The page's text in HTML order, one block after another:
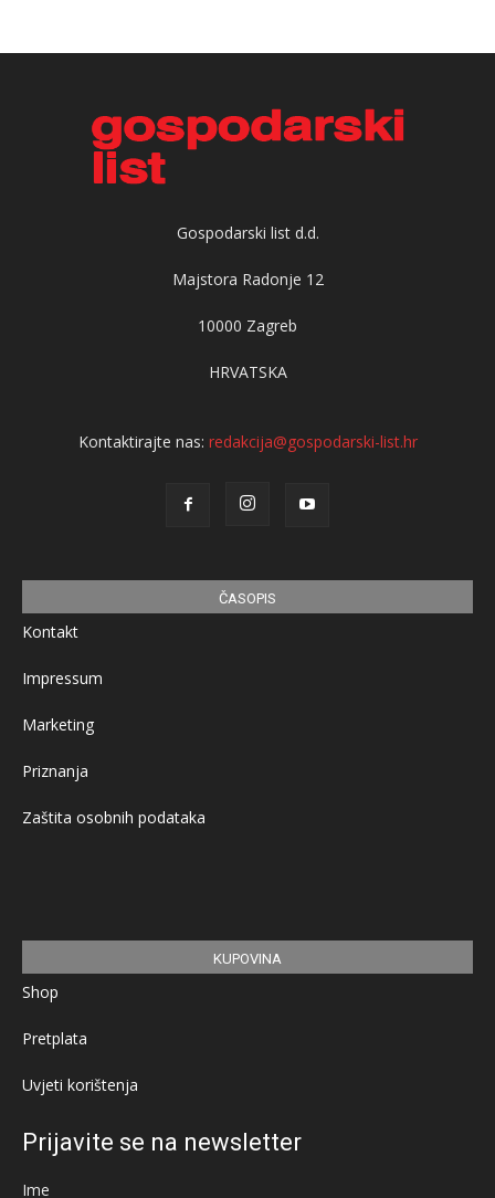
Gospodarski list d.d.
Majstora Radonje 12
10000 Zagreb
HRVATSKA
Kontaktirajte nas: redakcija@gospodarski-list.hr
ČASOPIS
Kontakt
Impressum
Marketing
Priznanja
Zaštita osobnih podataka
KUPOVINA
Shop
Pretplata
Uvjeti korištenja
Prijavite se na newsletter
Ime